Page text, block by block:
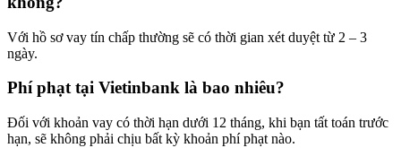
Với hồ sơ vay tín chấp thường sẽ có thời gian xét duyệt từ 2 – 3
ngày.
Phí phạt tại Vietinbank là bao nhiêu?
Đối với khoản vay có thời hạn dưới 12 tháng, khi bạn tất toán trước
hạn, sẽ không phải chịu bất kỳ khoản phí phạt nào.